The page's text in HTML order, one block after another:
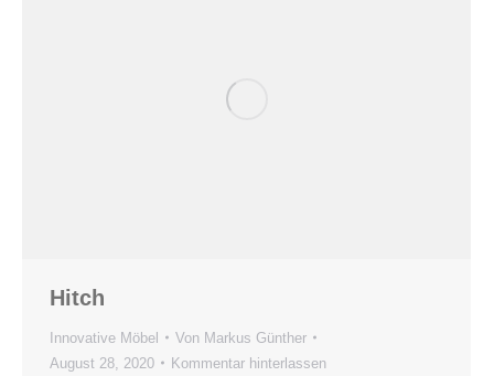
Hitch
Innovative Möbel Von Markus Günther
August 28, 2020
Kommentar hinterlassen